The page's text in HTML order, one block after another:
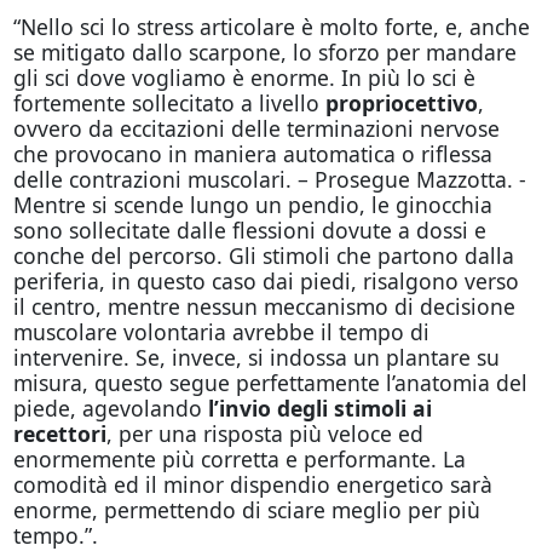
“Nello sci lo stress articolare è molto forte, e, anche
se mitigato dallo scarpone, lo sforzo per mandare
gli sci dove vogliamo è enorme. In più lo sci è
fortemente sollecitato a livello propriocettivo,
ovvero da eccitazioni delle terminazioni nervose
che provocano in maniera automatica o riflessa
delle contrazioni muscolari. – Prosegue Mazzotta. -
Mentre si scende lungo un pendio, le ginocchia
sono sollecitate dalle flessioni dovute a dossi e
conche del percorso. Gli stimoli che partono dalla
periferia, in questo caso dai piedi, risalgono verso
il centro, mentre nessun meccanismo di decisione
muscolare volontaria avrebbe il tempo di
intervenire. Se, invece, si indossa un plantare su
misura, questo segue perfettamente l’anatomia del
piede, agevolando l’invio degli stimoli ai
recettori, per una risposta più veloce ed
enormemente più corretta e performante. La
comodità ed il minor dispendio energetico sarà
enorme, permettendo di sciare meglio per più
tempo.”.